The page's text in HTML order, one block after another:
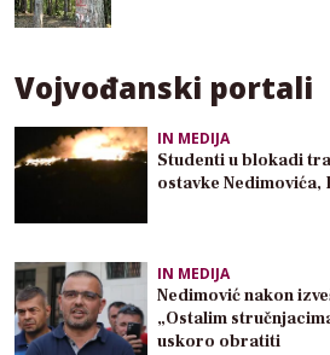
Vojvođanski portali
IN MEDIJA
Studenti u blokadi
ostavke Nedimovića,
IN MEDIJA
Nedimović nakon
„Ostalim
uskoro obratiti